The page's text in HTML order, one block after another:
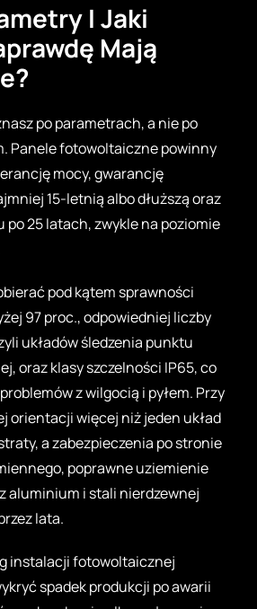
I Jaki
Mają
po parametrach, a nie po
Panele fotowoltaiczne powinny
mocy, gwarancję
15-letnią albo dłuższą oraz
po 25 latach, zwykle na poziomie
pod kątem sprawności
97 proc., odpowiedniej liczby
układów śledzenia punktu
oraz klasy szczelności IP65, co
z wilgocią i pyłem. Przy
orientacji więcej niż jeden układ
a zabezpieczenia po stronie
poprawne uziemienie
aluminium i stali nierdzewnej
lata.
instalacji fotowoltaicznej
spadek produkcji po awarii